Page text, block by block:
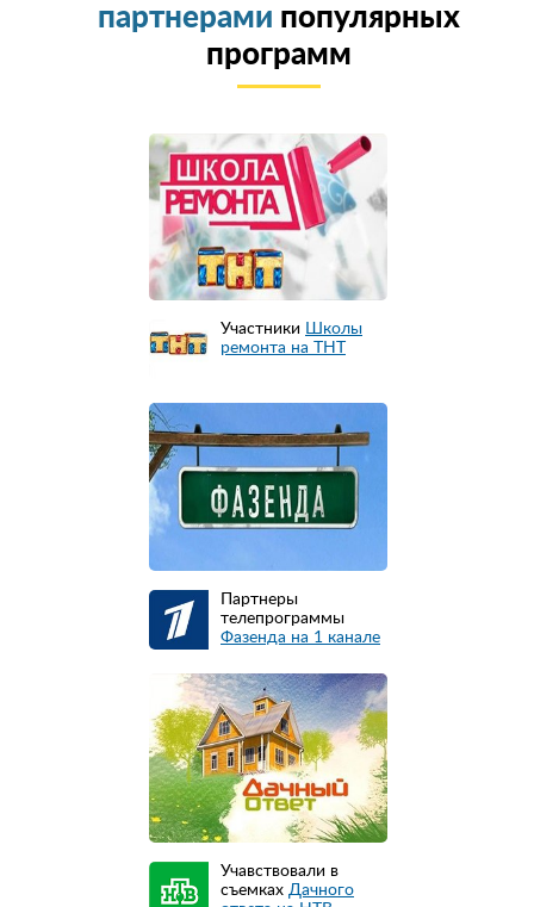
партнерами популярных
программ
Участники Школы
ремонта на ТНТ
Партнеры
телепрограммы
Фазенда на 1 канале
Учавствовали в
съемках Дачного